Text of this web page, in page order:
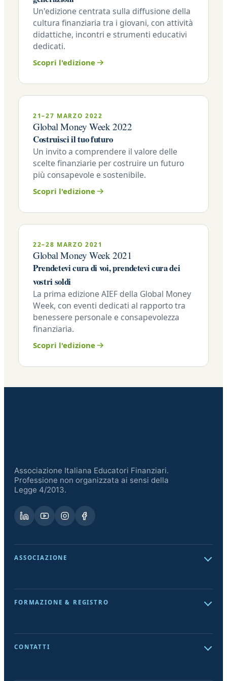
Un'edizione centrata sulla diffusione della
cultura finanziaria tra i giovani, con attività
didattiche, incontri e strumenti educativi
dedicati.
Scopri l'edizione
21–27 MARZO 2022
Global Money Week 2022
Costruisci il tuo futuro
Un invito a comprendere il valore delle
scelte finanziarie per costruire un futuro
più consapevole e sostenibile.
Scopri l'edizione
22–28 MARZO 2021
Global Money Week 2021
Prendetevi cura di voi, prendetevi cura dei
vostri soldi
La prima edizione AIEF della Global Money
Week, con eventi dedicati al rapporto tra
benessere personale e consapevolezza
finanziaria.
Scopri l'edizione
Associazione Italiana Educatori Finanziari.
Professione non organizzata ai sensi della
Legge 4/2013.
ASSOCIAZIONE
La Mission
FORMAZIONE & REGISTRO
EduFin a Scuola
CONTATTI